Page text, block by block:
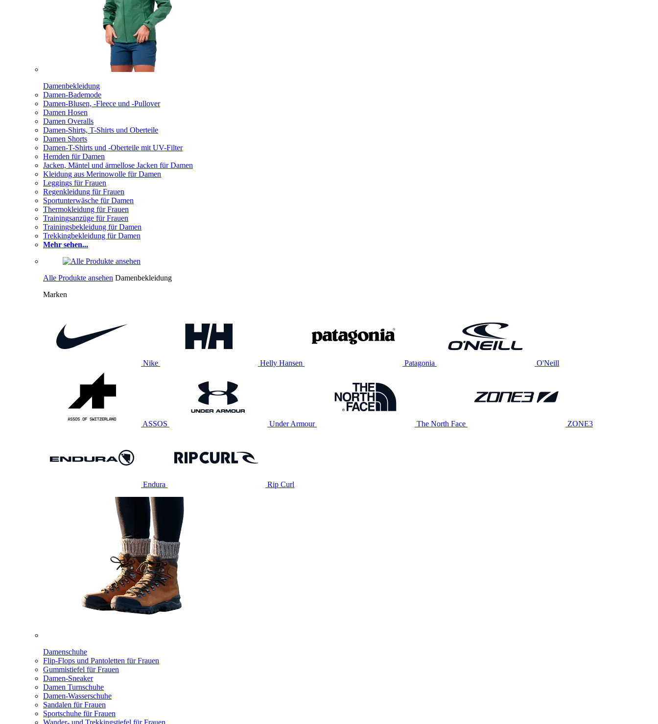
Damenbekleidung
Damen-Bademode
Damen-Blusen, -Fleece und -Pullover
Damen Hosen
Damen Overalls
Damen-Shirts, T-Shirts und Oberteile
Damen Shorts
Damen-T-Shirts und -Oberteile mit UV-Filter
Hemden für Damen
Jacken, Mäntel und ärmellose Jacken für Damen
Kleidung aus Merinowolle für Damen
Leggings für Frauen
Regenkleidung für Frauen
Sportunterwäsche für Damen
Thermokleidung für Frauen
Trainingsanzüge für Frauen
Trainingsbekleidung für Damen
Trekkingbekleidung für Damen
Mehr sehen...
Alle Produkte ansehen Damenbekleidung
Marken
Nike Helly Hansen Patagonia O'Neill
ASSOS Under Armour The North Face ZONE3
Endura Rip Curl
Damenschuhe
Flip-Flops und Pantoletten für Frauen
Gummistiefel für Frauen
Damen-Sneaker
Damen Turnschuhe
Damen-Wasserschuhe
Sandalen für Frauen
Sportschuhe für Frauen
Wander- und Trekkingstiefel für Frauen